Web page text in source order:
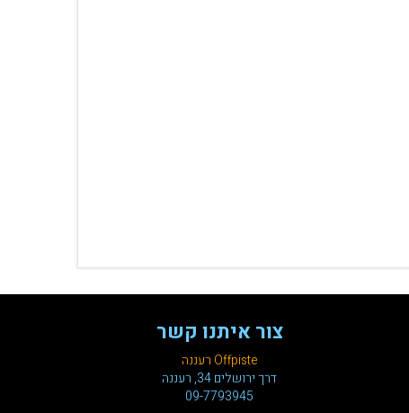
צור איתנו קשר
Offpiste רעננה
דרך ירושלים 34, רעננה
09-7793945